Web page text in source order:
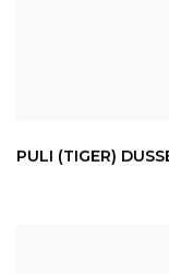
PULI (TIGER)